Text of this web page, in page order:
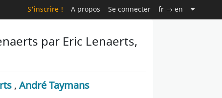
S'inscrire ! A propos Se connecter fr → en
par Eric Lenaerts,
, André Taymans